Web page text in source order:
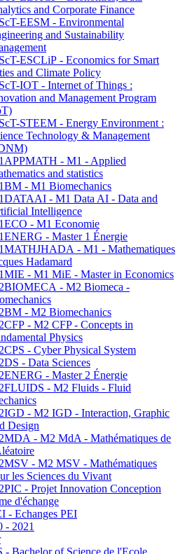
and Corporate Finance
EESM - Environmental
and Sustainability
ESCLiP - Economics for Smart
and Climate Policy
IOT - Internet of Things :
and Management Program
STEEM - Energy Environment :
Technology & Management
- M1 - Applied
and statistics
- M1 Biomechanics
- M1 Data AI - Data and
Intelligence
- M1 Economie
- Master 1 Énergie
- M1 - Mathematiques
Hadamard
- M1 MiE - Master in Economics
- M2 Biomeca -
- M2 Biomechanics
- M2 CFP - Concepts in
Physics
- Cyber Physical System
- Data Sciences
- Master 2 Énergie
- M2 Fluids - Fluid
- M2 IGD - Interaction, Graphic
Design
- M2 MdA - Mathématiques de
- M2 MSV - Mathématiques
les Sciences du Vivant
- Projet Innovation Conception
d'échange
- Echanges PEI
- 2021
- Bachelor of Science de l'Ecole